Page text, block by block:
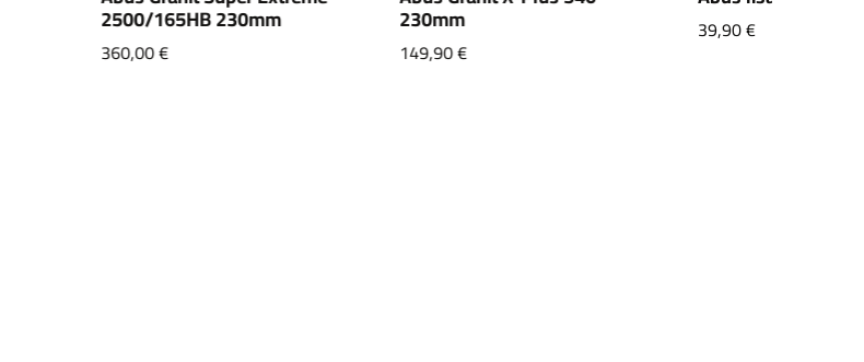
2500/165HB 230mm
360,00€
230mm
149,90€
39,90€